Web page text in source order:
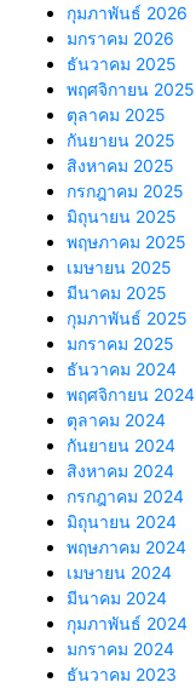
กุมภาพันธ์ 2026
มกราคม 2026
ธันวาคม 2025
พฤศจิกายน 2025
ตุลาคม 2025
กันยายน 2025
สิงหาคม 2025
กรกฎาคม 2025
มิถุนายน 2025
พฤษภาคม 2025
เมษายน 2025
มีนาคม 2025
กุมภาพันธ์ 2025
มกราคม 2025
ธันวาคม 2024
พฤศจิกายน 2024
ตุลาคม 2024
กันยายน 2024
สิงหาคม 2024
กรกฎาคม 2024
มิถุนายน 2024
พฤษภาคม 2024
เมษายน 2024
มีนาคม 2024
กุมภาพันธ์ 2024
มกราคม 2024
ธันวาคม 2023